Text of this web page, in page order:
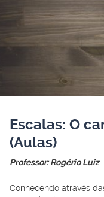
Escalas: O
(Aulas)
Professor: Rogério Luiz
Conhecendo através